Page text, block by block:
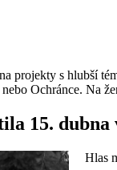
projekty s hlubší
Ochránce. Na
15.
Hlas